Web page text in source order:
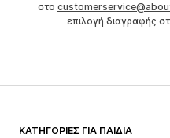
στο
επιλογή διαγραφής
ΚΑΤΗΓΟΡΊΕΣ ΓΙΑ ΠΑΙΔΙΆ